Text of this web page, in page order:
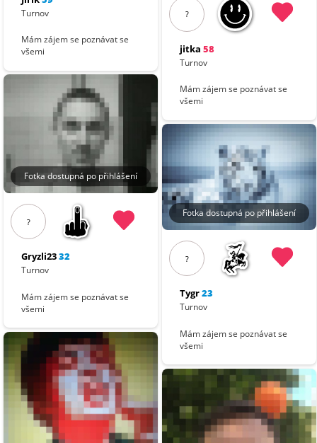
Turnov
Mám zájem se poznávat se
všemi
Fotka dostupná po přihlášení
?
Gryzli2332
Turnov
Mám zájem se poznávat se
všemi
?
jitka 58
Turnov
Mám zájem se poznávat se
všemi
Fotka dostupná po přihlášení
?
Tygr23
Turnov
Mám zájem se poznávat se
všemi